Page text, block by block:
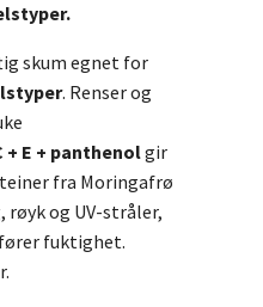
skum egnet for
. Renser og
+ E + panthenolgir
fra Moringafrø
og UV-stråler,
fuktighet.